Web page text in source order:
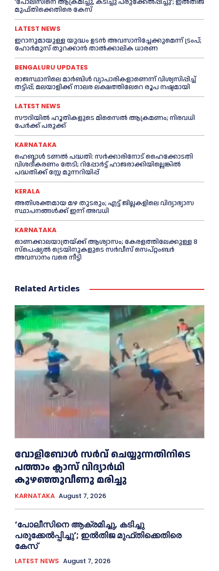
‘പോലീസിനെ ആക്രമിച്ചു, കടിച്ചു പരുക്കേല്‍പ്പിച്ചു’; ഇല്‍തിജ
മുഫ്തിക്കെതിരെ കേസ്
LATEST NEWS
ഇറാനുമായുള്ള യുദ്ധം ഉടൻ അവസാനിച്ചേക്കുമെന്ന് ട്രംപ്;
ഹോർമുസ് തുറക്കാൻ താൽക്കാലിക ധാരണ
BENGALURU UPDATES
രാജസ്ഥാനിലെ മാർബിൾ വ്യാപാരികളാണെന്ന് വിശ്വസിപ്പിച്ച്
തട്ടിപ്പ്; മലയാളിക്ക് നാലര ലക്ഷത്തിലേറെ രൂപ നഷ്ടമായി
LATEST NEWS
സൗദിയിൽ ഹൂതികളുടെ മിസൈൽ ആക്രമണം; നിരവധി
പേർക്ക് പരുക്ക്
KARNATAKA
ഹെബ്ബാൾ ടണൽ പദ്ധതി: സർക്കാരിനോട് ഹൈക്കോടതി
വിശദീകരണം തേടി; റിപ്പോർട്ട് ഹാജരാക്കിയില്ലെങ്കിൽ
പദ്ധതിക്ക് സ്റ്റേ മുന്നറിയിപ്പ്
KERALA
അതിശക്തമായ മഴ തുടരും; എട്ട് ജി​ല്ല​ക​ളി​ലെ വി​ദ്യാ​ഭ്യാ​സ
സ്ഥാ​പ​ന​ങ്ങ​ൾ​ക്ക് ഇ​ന്ന് അ​വ​ധി
KARNATAKA
ഓണക്കാലയാത്രയ്ക്ക് ആശ്വാസം; കേരളത്തിലേക്കുള്ള 8
സ്പെഷ്യൽ ട്രെയിനുകളുടെ സർവീസ് സെപ്റ്റംബർ
അവസാനം വരെ നീട്ടി
Related Articles
വോളിബോൾ സർവ് ചെയ്യുന്നതിനിടെ
പത്താം ക്ലാസ് വിദ്യാർഥി
കുഴഞ്ഞുവീണു മരിച്ചു
KARNATAKA August 7, 2026
‘പോലീസിനെ ആക്രമിച്ചു, കടിച്ചു
പരുക്കേല്‍പ്പിച്ചു’; ഇല്‍തിജ മുഫ്തിക്കെതിരെ
കേസ്
LATEST NEWS August 7, 2026